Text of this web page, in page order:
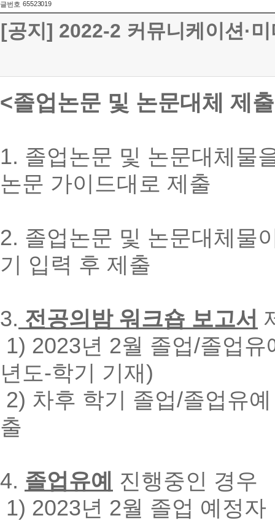
글번호 65523019
[공지] 2022-2 커뮤니케이션·
<졸업논문 및 논문대체 제
1. 졸업논문 및 논문대체물
논문 가이드대로 제출
2. 졸업논문 및 논문대체물
기 입력 후 제출
3. 전공의밤 워크숍 보고서
1) 2023년 2월 졸업/졸업
년도-학기 기재)
2) 차후 학기 졸업/졸업유
출
4. 졸업유예
진행중인 경우
1) 2023년 2월 졸업 예정